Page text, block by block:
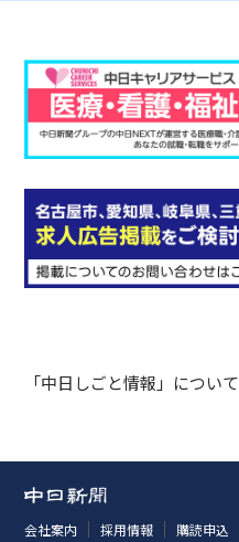
「中日しごと情報」について
会社案内 採用情報 購読申込